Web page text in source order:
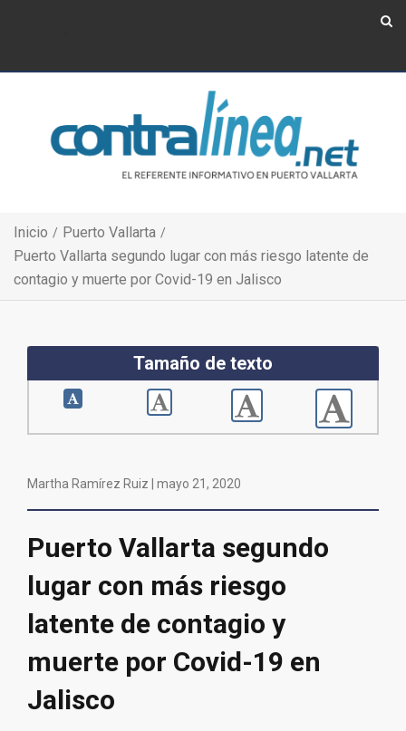
Inicio
Puerto Vallarta
Puerto Vallarta segundo lugar con más riesgo latente de
contagio y muerte por Covid-19 en Jalisco
Tamaño de texto
Martha Ramírez Ruiz | mayo 21, 2020
Puerto Vallarta segundo
lugar con más riesgo
latente de contagio y
muerte por Covid-19 en
Jalisco